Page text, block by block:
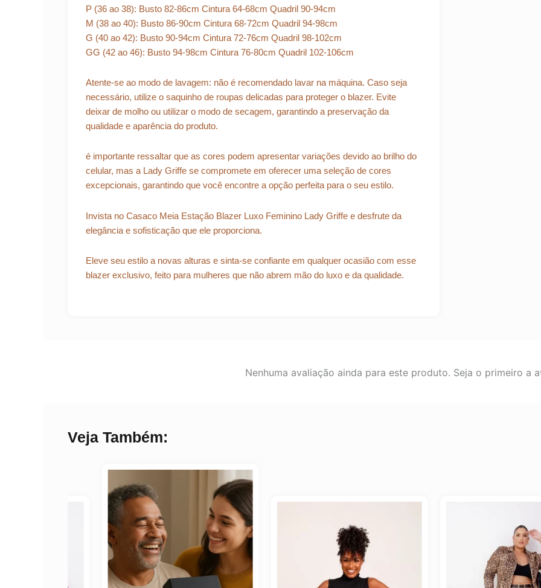
P (36 ao 38): Busto 82-86cm Cintura 64-68cm Quadril 90-94cm
M (38 ao 40): Busto 86-90cm Cintura 68-72cm Quadril 94-98cm
G (40 ao 42): Busto 90-94cm Cintura 72-76cm Quadril 98-102cm
GG (42 ao 46): Busto 94-98cm Cintura 76-80cm Quadril 102-106cm
Atente-se ao modo de lavagem: não é recomendado lavar na máquina. Caso seja
necessário, utilize o saquinho de roupas delicadas para proteger o blazer. Evite
deixar de molho ou utilizar o modo de secagem, garantindo a preservação da
qualidade e aparência do produto.
é importante ressaltar que as cores podem apresentar variações devido ao brilho do
celular, mas a Lady Griffe se compromete em oferecer uma seleção de cores
excepcionais, garantindo que você encontre a opção perfeita para o seu estilo.
Invista no Casaco Meia Estação Blazer Luxo Feminino Lady Griffe e desfrute da
elegância e sofisticação que ele proporciona.
Eleve seu estilo a novas alturas e sinta-se confiante em qualquer ocasião com esse
blazer exclusivo, feito para mulheres que não abrem mão do luxo e da qualidade.
Nenhuma avaliação ainda para este produto. Seja o primeiro a
Veja Também: